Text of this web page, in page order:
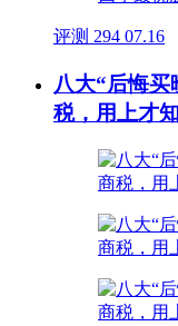
评测 294 07.16
八大“后悔
税，用上才